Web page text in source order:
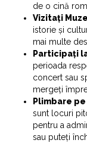
de o cină
Vizitați
istorie și
mai multe
Participați
perioada
concert sau
mergeți
Plimbare
sunt locuri
pentru a
sau puteți